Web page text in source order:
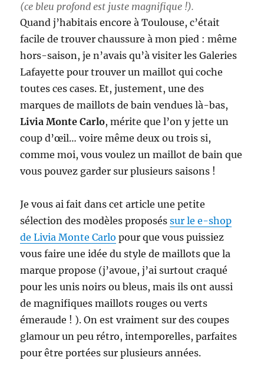
(ce bleu profond est juste magnifique !).
Quand j’habitais encore à Toulouse, c’était
facile de trouver chaussure à mon pied : même
hors-saison, je n’avais qu’à visiter les Galeries
Lafayette pour trouver un maillot qui coche
toutes ces cases. Et, justement, une des
marques de maillots de bain vendues là-bas,
Livia Monte Carlo, mérite que l’on y jette un
coup d’œil… voire même deux ou trois si,
comme moi, vous voulez un maillot de bain que
vous pouvez garder sur plusieurs saisons !
Je vous ai fait dans cet article une petite
sélection des modèles proposéssur le e-shop
de Livia Monte Carlo pour que vous puissiez
vous faire une idée du style de maillots que la
marque propose (j’avoue, j’ai surtout craqué
pour les unis noirs ou bleus, mais ils ont aussi
de magnifiques maillots rouges ou verts
émeraude ! ). On est vraiment sur des coupes
glamour un peu rétro, intemporelles, parfaites
pour être portées sur plusieurs années.